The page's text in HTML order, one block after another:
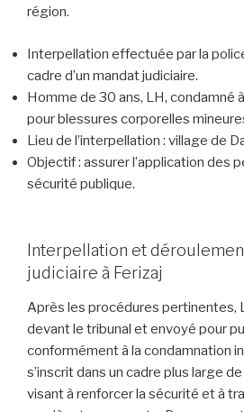
région.
Interpellation effectuée par la
cadre d’un mandat judiciaire.
Homme de 30 ans, LH, condamné
pour blessures corporelles
Lieu de l’interpellation : village de
Objectif : assurer l’application des
sécurité publique.
Interpellation et
judiciaire à Ferizaj
Après les procédures pertinentes,
devant le tribunal et envoyé pour
conformément à la condamnation
s’inscrit dans un cadre plus large de
visant à renforcer la sécurité et à